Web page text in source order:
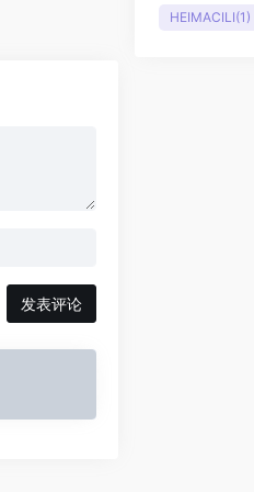
发表评论
HEIMACILI(1)